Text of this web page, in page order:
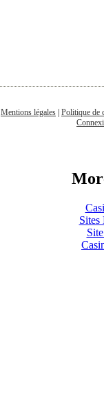
Mentions légales Politique de
Sites